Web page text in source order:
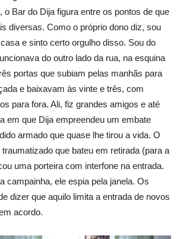
o Bar do Dija figura entre os pontos de que
diversas. Como o próprio dono diz, sou
e sinto certo orgulho disso. Sou do
do outro lado da rua, na esquina
portas que subiam pelas manhãs para
e baixavam às vinte e três, com
para fora. Ali, fiz grandes amigos e até
em que Dija empreendeu um embate
armado que quase lhe tirou a vida. O
que bateu em retirada (para a
uma porteira com interfone na entrada.
campainha, ele espia pela janela. Os
dizer que aquilo limita a entrada de novos
acordo.